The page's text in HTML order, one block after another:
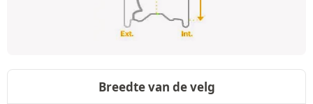
Breedte van de velg